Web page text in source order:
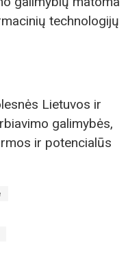
technologijų
Lietuvos ir
galimybės,
ir potencialūs